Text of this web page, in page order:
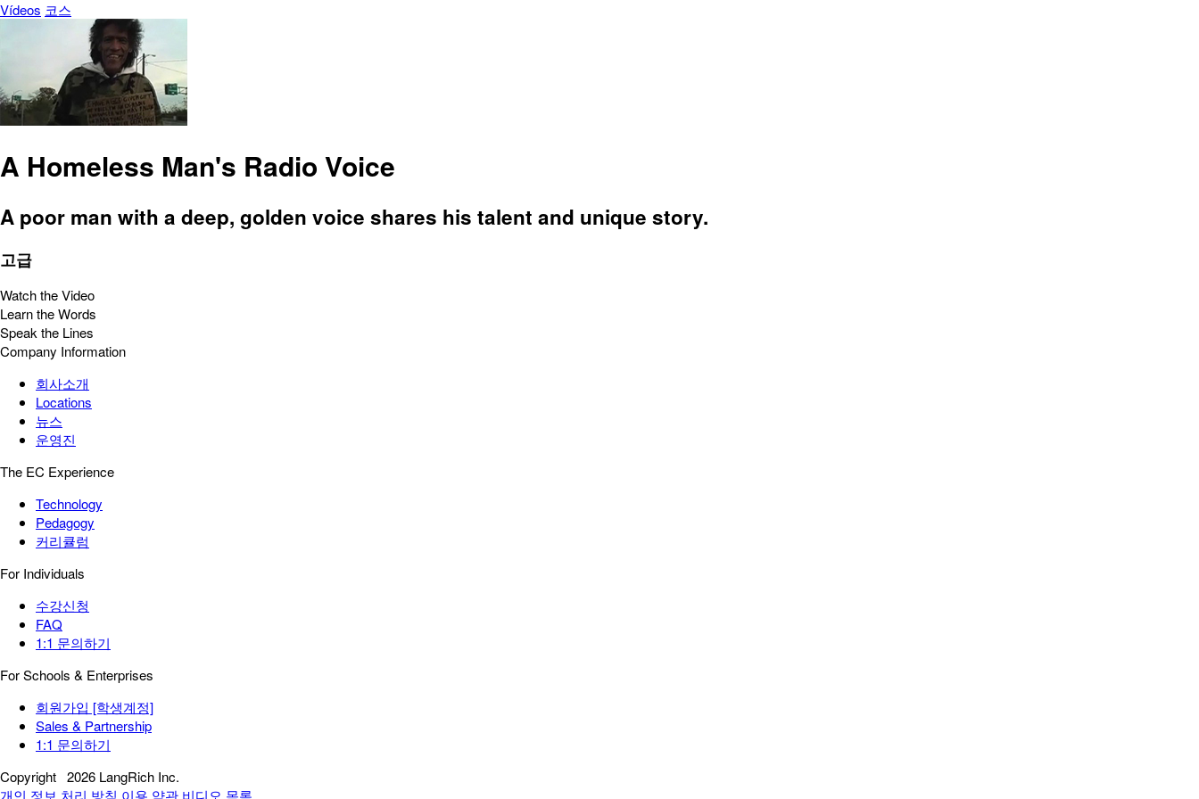
Vídeos 코스
A Homeless Man's Radio Voice
A poor man with a deep, golden voice shares his talent and unique story.
고급
Watch the Video
Learn the Words
Speak the Lines
Company Information
회사소개
Locations
뉴스
운영진
The EC Experience
Technology
Pedagogy
커리큘럼
For Individuals
수강신청
FAQ
1:1 문의하기
For Schools & Enterprises
회원가입 [학생계정]
Sales & Partnership
1:1 문의하기
Copyright 2026 LangRich Inc.